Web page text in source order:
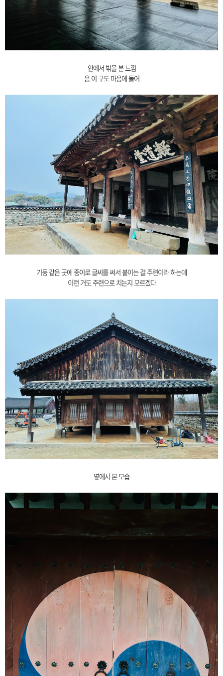
안에서 밖을 본 느낌
음 이 구도 마음에 들어
기둥 같은 곳에 종이로 글씨를 써서 붙이는 걸 주련이라 하는데
이런 거도 주련으로 치는지 모르겠다
옆에서 본 모습